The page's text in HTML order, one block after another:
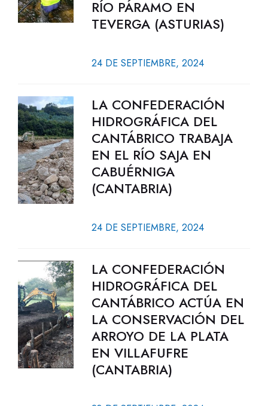
RÍO PÁRAMO EN
TEVERGA (ASTURIAS)
24 DE SEPTIEMBRE, 2024
LA CONFEDERACIÓN
HIDROGRÁFICA DEL
CANTÁBRICO TRABAJA
EN EL RÍO SAJA EN
CABUÉRNIGA
(CANTABRIA)
24 DE SEPTIEMBRE, 2024
LA CONFEDERACIÓN
HIDROGRÁFICA DEL
CANTÁBRICO ACTÚA EN
LA CONSERVACIÓN DEL
ARROYO DE LA PLATA
EN VILLAFUFRE
(CANTABRIA)